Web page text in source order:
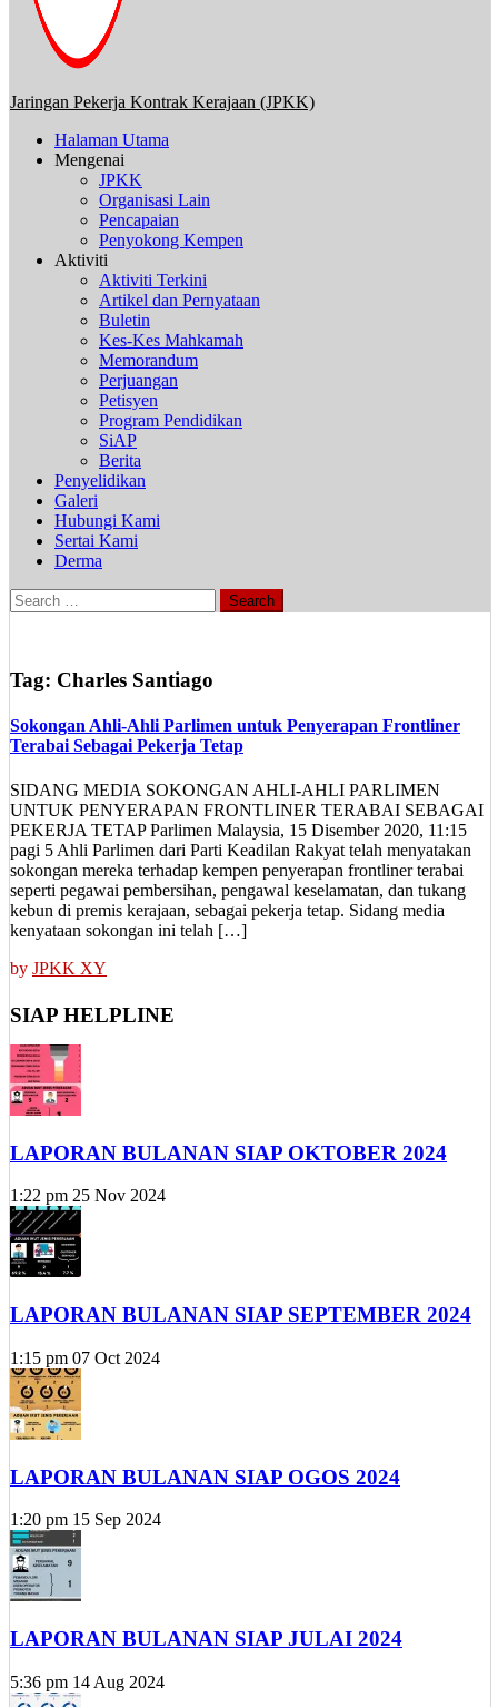
Jaringan Pekerja Kontrak Kerajaan (JPKK)
Halaman Utama
Mengenai
JPKK
Organisasi Lain
Pencapaian
Penyokong Kempen
Aktiviti
Aktiviti Terkini
Artikel dan Pernyataan
Buletin
Kes-Kes Mahkamah
Memorandum
Perjuangan
Petisyen
Program Pendidikan
SiAP
Berita
Penyelidikan
Galeri
Hubungi Kami
Sertai Kami
Derma
Search
for:
Tag: Charles Santiago
Sokongan Ahli-Ahli Parlimen untuk Penyerapan Frontliner
Terabai Sebagai Pekerja Tetap
SIDANG MEDIA SOKONGAN AHLI-AHLI PARLIMEN
UNTUK PENYERAPAN FRONTLINER TERABAI SEBAGAI
PEKERJA TETAP Parlimen Malaysia, 15 Disember 2020, 11:15
pagi 5 Ahli Parlimen dari Parti Keadilan Rakyat telah menyatakan
sokongan mereka terhadap kempen penyerapan frontliner terabai
seperti pegawai pembersihan, pengawal keselamatan, dan tukang
kebun di premis kerajaan, sebagai pekerja tetap. Sidang media
kenyataan sokongan ini telah […]
by JPKK XY
SIAP HELPLINE
LAPORAN BULANAN SIAP OKTOBER 2024
1:22 pm 25 Nov 2024
LAPORAN BULANAN SIAP SEPTEMBER 2024
1:15 pm 07 Oct 2024
LAPORAN BULANAN SIAP OGOS 2024
1:20 pm 15 Sep 2024
LAPORAN BULANAN SIAP JULAI 2024
5:36 pm 14 Aug 2024